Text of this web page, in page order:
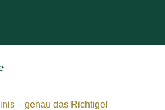
– genau das Richtige!